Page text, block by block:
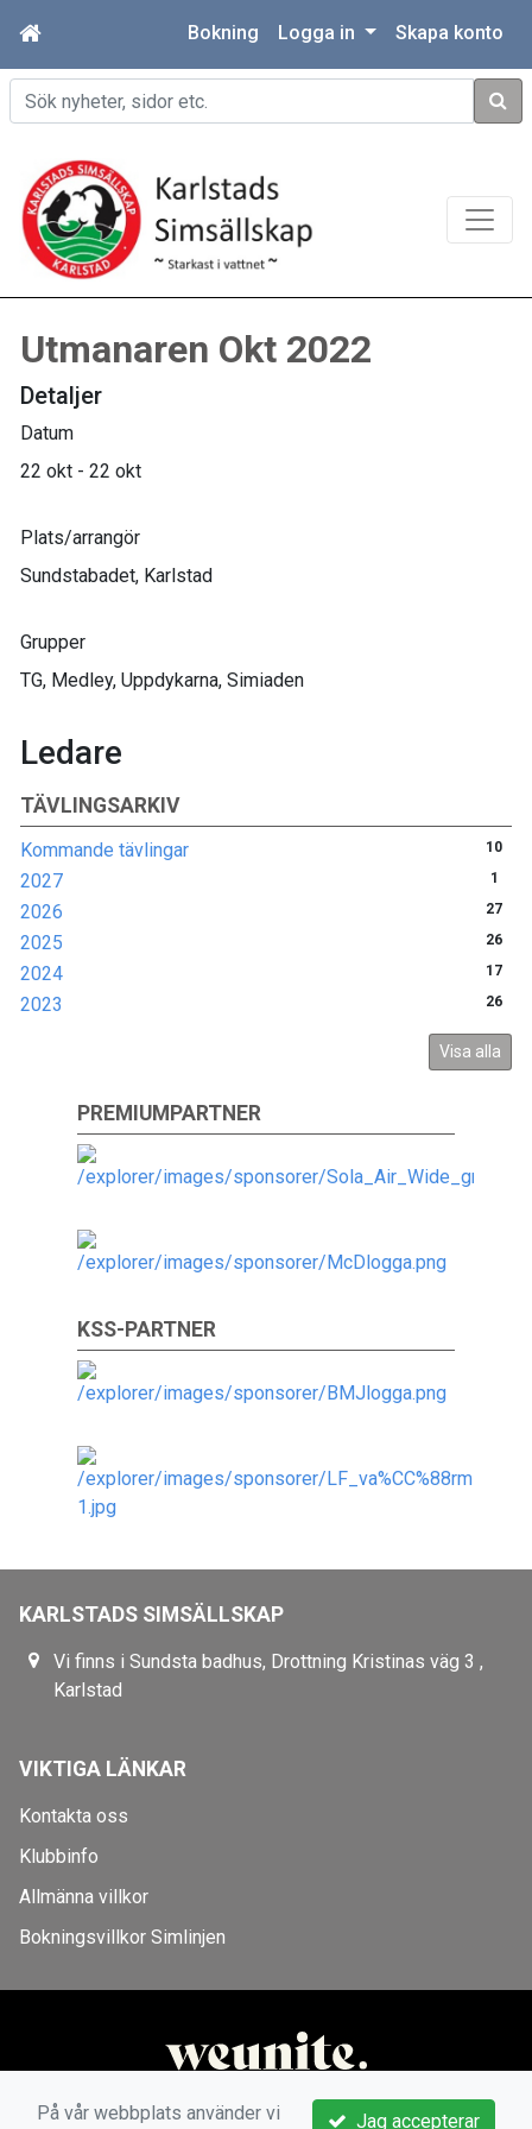
Bokning Logga in Skapa konto
Sök
TÄVLINGSARKIV
Kommande tävlingar 10
2027 1
2026 27
2025 26
2024 17
2023 26
Visa alla
Utmanaren Okt 2022
Detaljer
Datum
22 okt - 22 okt
Plats/arrangör
Sundstabadet, Karlstad
Grupper
TG, Medley, Uppdykarna, Simiaden
Ledare
PREMIUMPARTNER
KSS-PARTNER
KARLSTADS SIMSÄLLSKAP
Vi finns i Sundsta badhus, Drottning Kristinas väg 3 ,
Karlstad
VIKTIGA LÄNKAR
Kontakta oss
Klubbinfo
Allmänna villkor
Bokningsvillkor Simlinjen
Jag accepterar
På vår webbplats använder vi